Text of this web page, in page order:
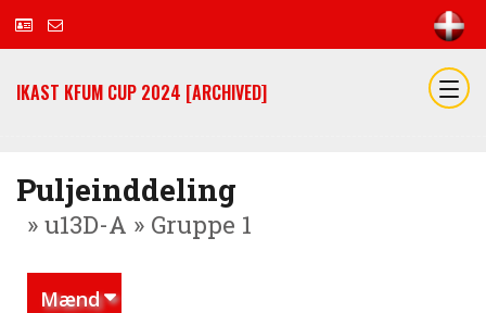
IKAST KFUM CUP 2024 [ARCHIVED]
Puljeinddeling
» u13D-A » Gruppe 1
Mænd